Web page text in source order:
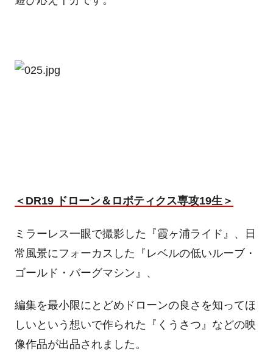
＜DR19 ドローン＆ロボティクス専攻19生＞
ミラーレス一眼で撮影した『霞ヶ浦ライド』、日
常風景にフォーカスした『レベルの低いルーブ・
ゴールド・バーグマシン』、
編集を最小限にとどめドローンの良さを知ってほ
しいという想いで作られた『くうさつ』などの映
像作品が出品されました。